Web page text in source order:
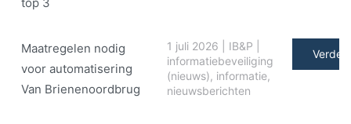
Maatregelen nodig
voor automatisering
Van Brienenoordbrug
1 juli 2026 IB&P
informatiebeveiliging
(nieuws), informatie,
nieuwsberichten
Verder